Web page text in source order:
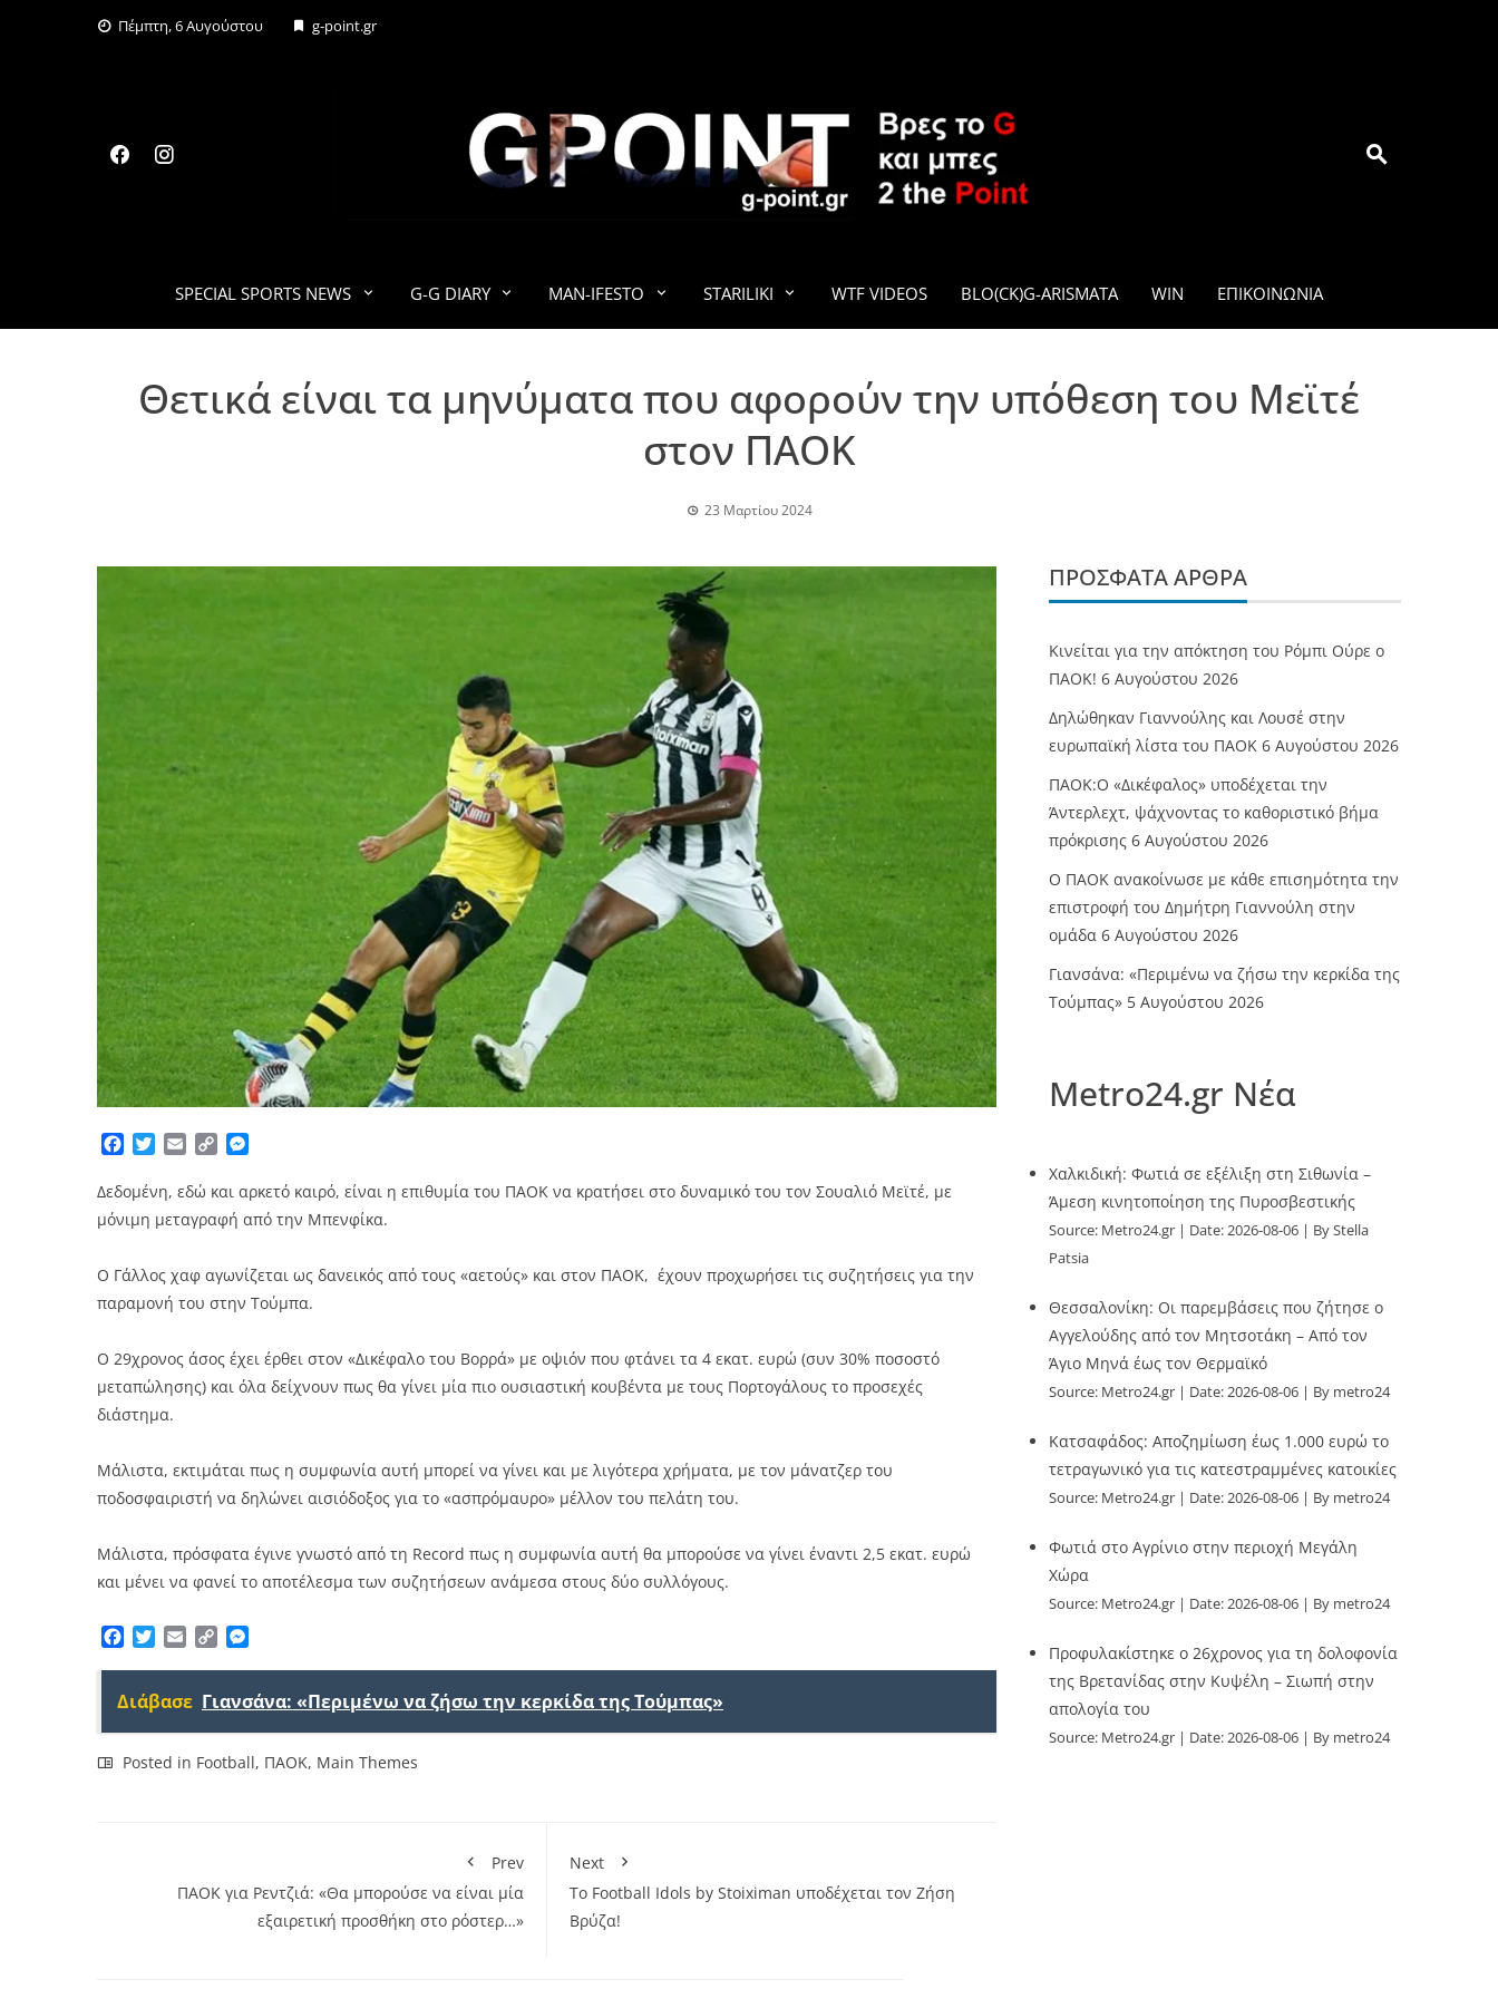
Πέμπτη, 6 Αυγούστου g-point.gr
G-POINT.GR
SPECIAL SPORTS NEWS G-G DIARY MAN-IFESTO STARILIKI WTF VIDEOS BLO(CK)G-ARISMATA WIN ΕΠΙΚΟΙΝΩΝΊΑ
Θετικά είναι τα μηνύματα που αφορούν την υπόθεση του Μεϊτέ
στον ΠΑΟΚ
23 Μαρτίου 2024
Facebook
TwitterEmailCopy
Δεδομένη, εδώ και αρκετό καιρό, είναι η επιθυμία του ΠΑΟΚ να κρατήσει στο δυναμικό του τον Σουαλιό Μεϊτέ, με
μόνιμη μεταγραφή από την Μπενφίκα.
Ο Γάλλος χαφ αγωνίζεται ως δανεικός από τους «αετούς» και στον ΠΑΟΚ, έχουν προχωρήσει τις συζητήσεις για την
παραμονή του στην Τούμπα.
Ο 29χρονος άσος έχει έρθει στον «Δικέφαλο του Βορρά» με οψιόν που φτάνει τα 4 εκατ. ευρώ (συν 30% ποσοστό
μεταπώλησης) και όλα δείχνουν πως θα γίνει μία πιο ουσιαστική κουβέντα με τους Πορτογάλους το προσεχές
διάστημα.
Μάλιστα, εκτιμάται πως η συμφωνία αυτή μπορεί να γίνει και με λιγότερα χρήματα, με τον μάνατζερ του
ποδοσφαιριστή να δηλώνει αισιόδοξος για το «ασπρόμαυρο» μέλλον του πελάτη του.
Μάλιστα, πρόσφατα έγινε γνωστό από τη Record πως η συμφωνία αυτή θα μπορούσε να γίνει έναντι 2,5 εκατ. ευρώ
και μένει να φανεί το αποτέλεσμα των συζητήσεων ανάμεσα στους δύο συλλόγους.
Facebook
TwitterEmailCopy
Διάβασε Γιανσάνα: «Περιμένω να ζήσω την κερκίδα της Τούμπας»
Posted in Football, ΠΑΟΚ, Main Themes
Prev
ΠΑΟΚ για Ρεντζιά: «Θα μπορούσε να είναι μία
εξαιρετική προσθήκη στο ρόστερ…»
Next
Το Football Idols by Stoiximan υποδέχεται τον Ζήση
Βρύζα!
ΠΡΌΣΦΑΤΑ ΆΡΘΡΑ
Κινείται για την απόκτηση του Ρόμπι Ούρε ο
ΠΑΟΚ! 6 Αυγούστου 2026
Δηλώθηκαν Γιαννούλης και Λουσέ στην
ευρωπαϊκή λίστα του ΠΑΟΚ 6 Αυγούστου 2026
ΠΑΟΚ:Ο «Δικέφαλος» υποδέχεται την
Άντερλεχτ, ψάχνοντας το καθοριστικό βήμα
πρόκρισης 6 Αυγούστου 2026
Ο ΠΑΟΚ ανακοίνωσε με κάθε επισημότητα την
επιστροφή του Δημήτρη Γιαννούλη στην
ομάδα 6 Αυγούστου 2026
Γιανσάνα: «Περιμένω να ζήσω την κερκίδα της
Τούμπας» 5 Αυγούστου 2026
Metro24.gr Νέα
Χαλκιδική: Φωτιά σε εξέλιξη στη Σιθωνία –
Άμεση κινητοποίηση της Πυροσβεστικής
Source: Metro24.gr Date: 2026-08-06
By Stella
Patsia
Θεσσαλονίκη: Οι παρεμβάσεις που ζήτησε ο
Αγγελούδης από τον Μητσοτάκη – Από τον
Άγιο Μηνά έως τον Θερμαϊκό
Source: Metro24.gr Date: 2026-08-06 By metro24
Κατσαφάδος: Αποζημίωση έως 1.000 ευρώ το
τετραγωνικό για τις κατεστραμμένες κατοικίες
Source: Metro24.gr Date: 2026-08-06 By metro24
Φωτιά στο Αγρίνιο στην περιοχή Μεγάλη
Χώρα
Source: Metro24.gr Date: 2026-08-06 By metro24
Προφυλακίστηκε ο 26χρονος για τη δολοφονία
της Βρετανίδας στην Κυψέλη – Σιωπή στην
απολογία του
Source: Metro24.gr Date: 2026-08-06 By metro24